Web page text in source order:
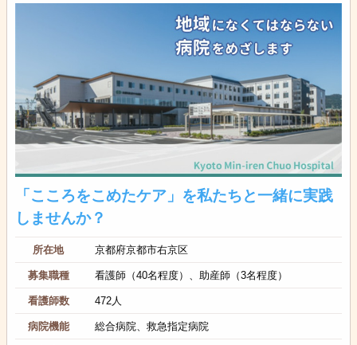
「こころをこめたケア」を私たちと一緒に実践
しませんか？
所在地 京都府京都市右京区
募集職種 看護師（40名程度）、助産師（3名程度）
看護師数 472人
病院機能 総合病院、救急指定病院